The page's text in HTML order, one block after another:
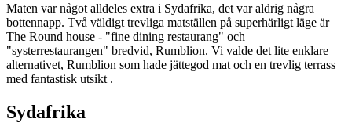
Maten var något alldeles extra i Sydafrika, det var aldrig några
bottennapp. Två väldigt trevliga matställen på superhärligt läge är
The Round house - "fine dining restaurang" och
"systerrestaurangen" bredvid, Rumblion. Vi valde det lite enklare
alternativet, Rumblion som hade jättegod mat och en trevlig terrass
med fantastisk utsikt .
Sydafrika